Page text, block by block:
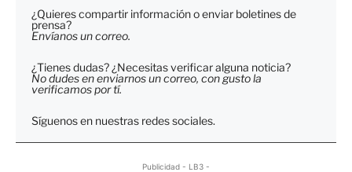
¿Quieres compartir información o enviar boletines de
prensa?
Envíanos un correo.
¿Tienes dudas? ¿Necesitas verificar alguna noticia?
No dudes en enviarnos un correo, con gusto la
verificamos por tí.
Síguenos en nuestras redes sociales.
Publicidad - LB3 -